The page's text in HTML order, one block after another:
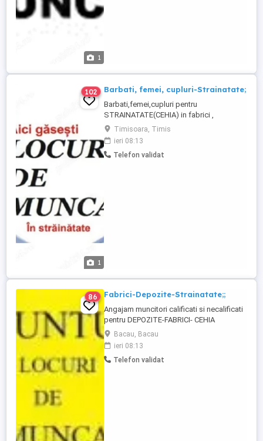
1
1
102 Barbati, femei, cupluri-Strainatate;
Barbati,femei,cupluri pentru
STRAINATATE(CEHIA) in fabrici ,
agricultura,silvicultura,depozite
,constructii,(FATADE,ZIDARI,RGIPSARI
etc)lacatuserie,sudura etc .Contract
sezonier de munca pe o perioada de pana
Timisoara, Timis
ieri 08:13
Telefon validat
86 Fabrici-Depozite-Strainatate;;
Angajam muncitori calificati si necalificati
pentru DEPOZITE-FABRICI- CEHIA
Activitatea consta in ambalarea si
etichetarea produselor
agroalimentare,efectuarea controalelor de
calitate si respectarea standardelor de
Bacau, Bacau
ieri 08:13
Telefon validat